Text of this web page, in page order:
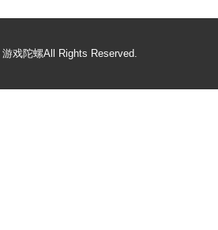
游戏陀螺All Rights Reserved.